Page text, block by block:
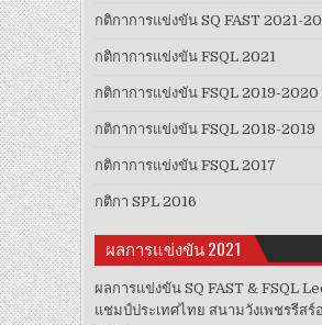
กติกาการแข่งขัน SQ FAST 2021-
กติกาการแข่งขัน FSQL 2021
กติกาการแข่งขัน FSQL 2019-2020
กติกาการแข่งขัน FSQL 2018-2019
กติกาการแข่งขัน FSQL 2017
กติกา SPL 2016
ผลการแข่งขัน 2021
ผลการแข่งขัน SQ FAST & FSQL
แชมป์ประเทศไทย สนามวังเพชรรีส